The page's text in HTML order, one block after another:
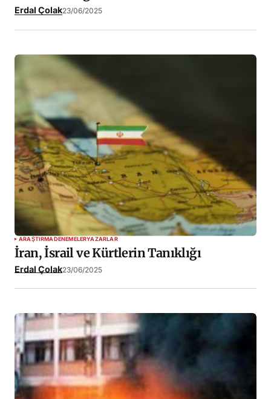
Erdal Çolak23/06/2025
ARAŞTIRMADENEMELERYAZARLAR
İran, İsrail ve Kürtlerin Tanıklığı
Erdal Çolak23/06/2025